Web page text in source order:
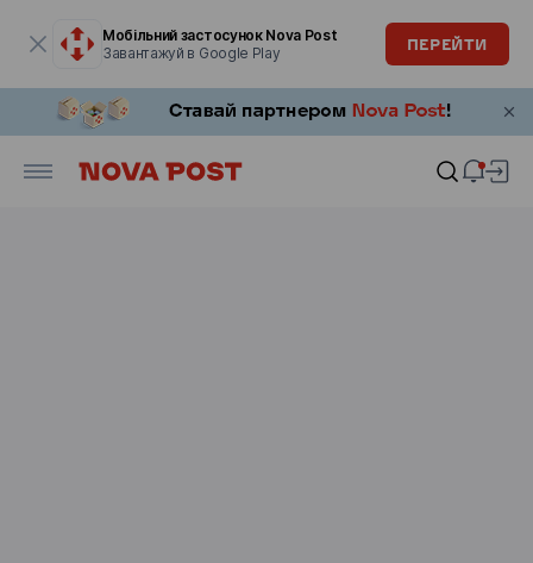
Мобільний застосунок Nova Post
Завантажуй в Google Play
ПЕРЕЙТИ